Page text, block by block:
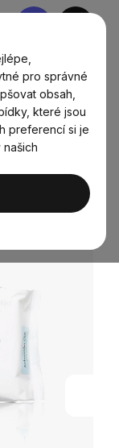
pro správné
obsah,
které jsou
preferencí si je
Nákupní
vůně -